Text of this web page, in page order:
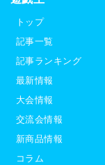
トップ
記事一覧
記事ランキング
最新情報
大会情報
交流会情報
新商品情報
コラム